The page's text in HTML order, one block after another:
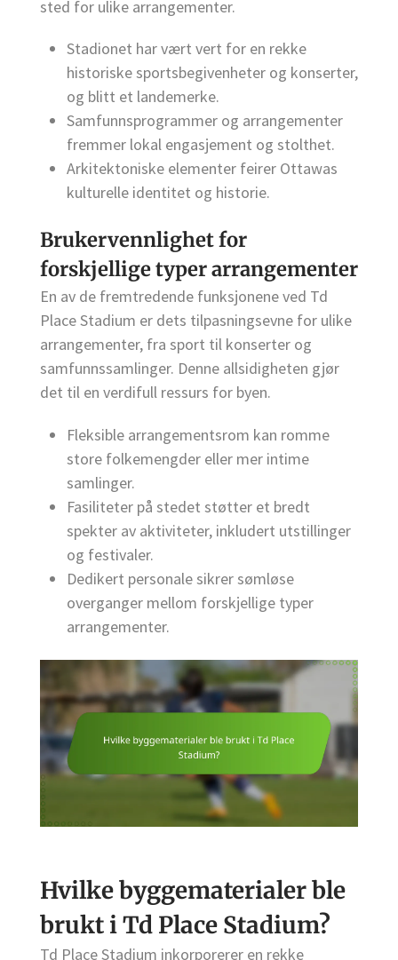
sted for ulike arrangementer.
Stadionet har vært vert for en rekke
historiske sportsbegivenheter og konserter,
og blitt et landemerke.
Samfunnsprogrammer og arrangementer
fremmer lokal engasjement og stolthet.
Arkitektoniske elementer feirer Ottawas
kulturelle identitet og historie.
Brukervennlighet for
forskjellige typer arrangementer
En av de fremtredende funksjonene ved Td
Place Stadium er dets tilpasningsevne for ulike
arrangementer, fra sport til konserter og
samfunnssamlinger. Denne allsidigheten gjør
det til en verdifull ressurs for byen.
Fleksible arrangementsrom kan romme
store folkemengder eller mer intime
samlinger.
Fasiliteter på stedet støtter et bredt
spekter av aktiviteter, inkludert utstillinger
og festivaler.
Dedikert personale sikrer sømløse
overganger mellom forskjellige typer
arrangementer.
Hvilke byggematerialer ble
brukt i Td Place Stadium?
Td Place Stadium inkorporerer en rekke